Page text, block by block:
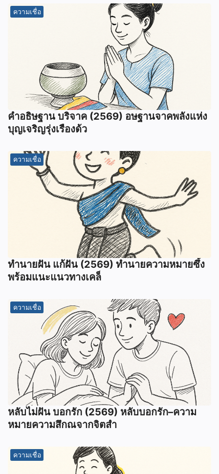
ความเชื่อ
คำอธิษฐาน บริจาค (2569) อษฐานจาคพลังแห่ง
บุญเจริญรุ่งเรืองด้ว
ความเชื่อ
ทํานายฝัน แก้ฝัน (2569) ทํานายความหมายซึ้ง
พร้อมแนะแนวทางเคล็
ความเชื่อ
หลับไม่ฝัน บอกรัก (2569) หลับบอกรัก–ความ
หมายความสึกณจากจิตสำ
ความเชื่อ